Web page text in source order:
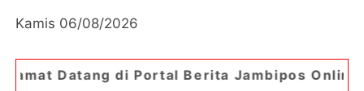
Kamis 06/08/2026
Portal Berita Jambipos Online. Portal Berita